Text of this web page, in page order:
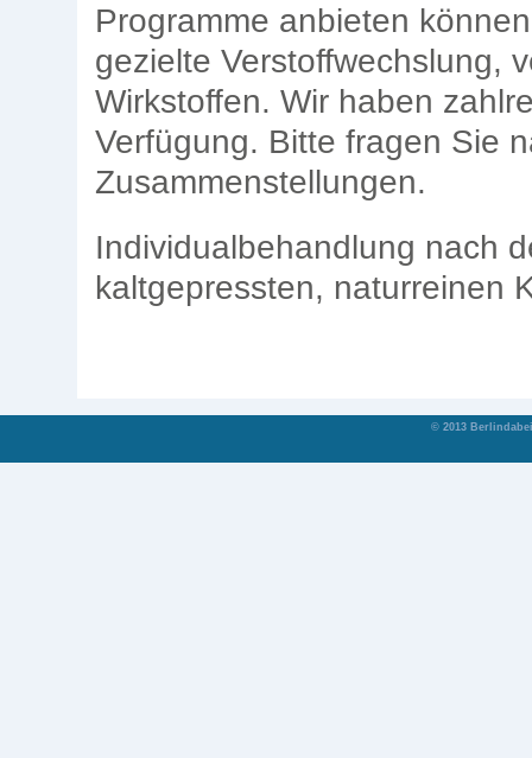
Programme anbieten
gezielte Verstoffwechslung,
Wirkstoffen. Wir haben
Verfügung. Bitte fragen Sie
Zusammenstellungen.
Individualbehandlung nach
kaltgepressten, naturreinen
© 2013 Berlindabei